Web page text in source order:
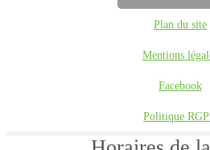
Plan du site
Mentions
Facebook
Politique